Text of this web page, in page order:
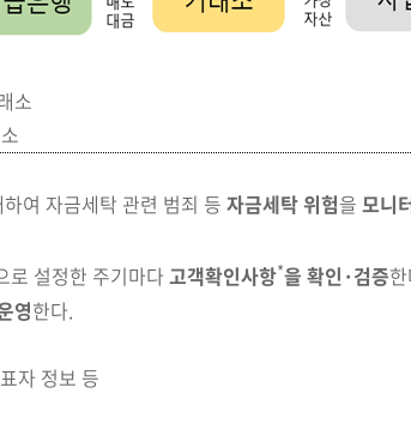
소
하여 자금세탁 관련 범죄 등 자금세탁 위험을 모니
로 설정한 주기마다 고객확인사항*을 확인·검증
영한다.
자 정보 등